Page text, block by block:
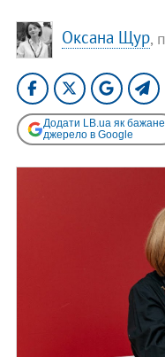
Оксана Щур,
Додати LB.ua як бажане
джерело в Google